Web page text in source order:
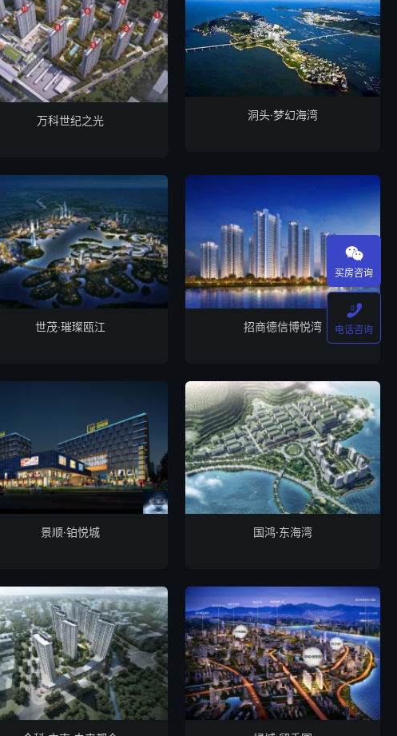
万科世纪之光 洞头·梦幻海湾
世茂·璀璨瓯江 招商德信博悦湾
景顺·铂悦城 国鸿·东海湾

买房咨询

电话咨询